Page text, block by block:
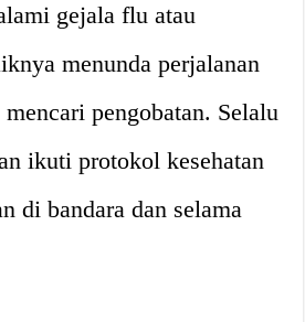
gejala flu atau
menunda perjalanan
pengobatan. Selalu
ikuti protokol kesehatan
di bandara dan selama